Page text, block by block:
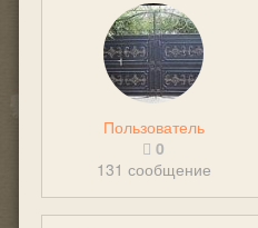
Пользователь
0
131 сообщение